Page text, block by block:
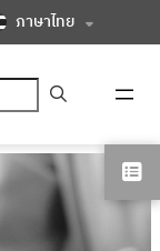
ภาษาไทย